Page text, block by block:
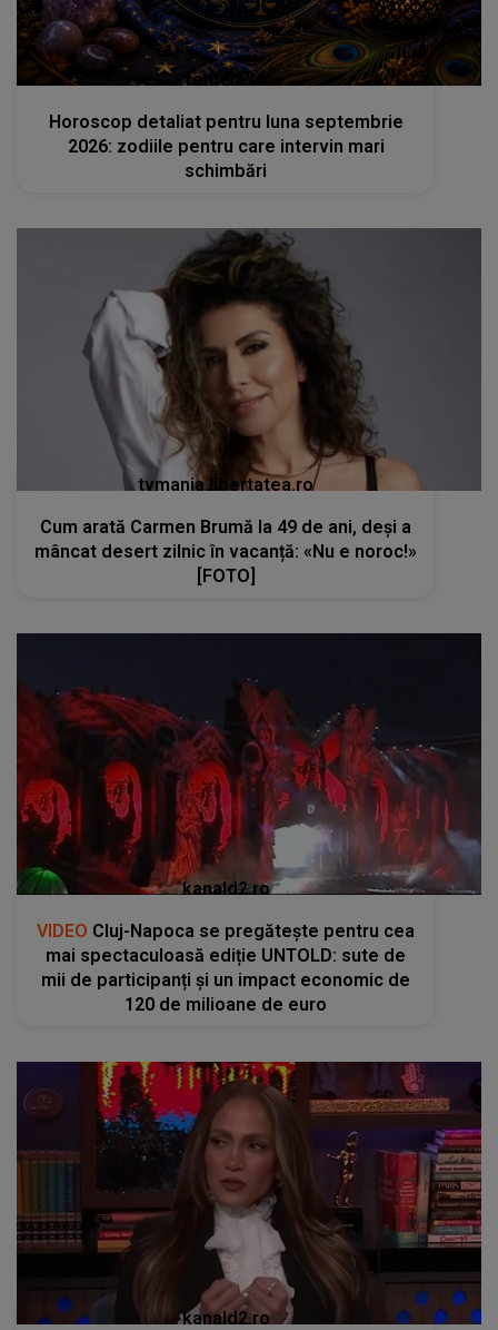
femeia.ro
Horoscop detaliat pentru luna septembrie
2026: zodiile pentru care intervin mari
schimbări
tvmania.libertatea.ro
Cum arată Carmen Brumă la 49 de ani, deși a
mâncat desert zilnic în vacanță: «Nu e noroc!»
[FOTO]
kanald2.ro
VIDEO Cluj-Napoca se pregătește pentru cea
mai spectaculoasă ediție UNTOLD: sute de
mii de participanți și un impact economic de
120 de milioane de euro
kanald2.ro